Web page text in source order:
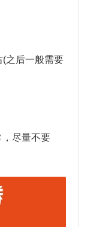
之后一般需要
尽量不要